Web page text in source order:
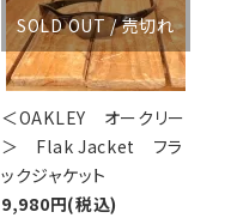
SOLD OUT / 売切れ
＜OAKLEY オークリー
＞ Flak Jacket フラ
ックジャケット
9,980円(税込)